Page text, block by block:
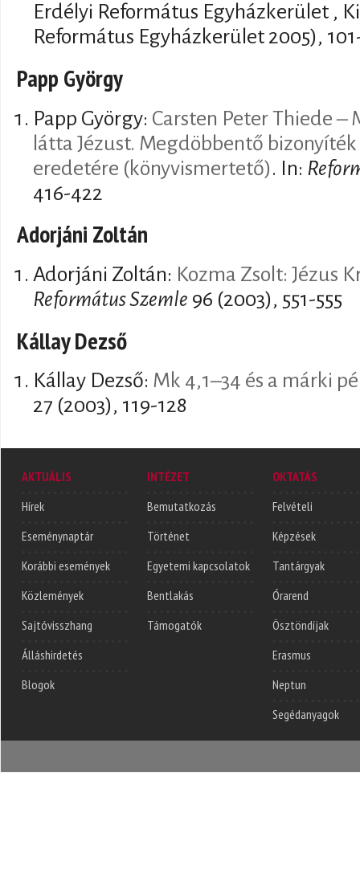
Erdélyi Református Egyházkerület ,
Református Egyházkerület 2005),
Papp György
Papp György: Carsten Peter Thiede –
látta Jézust. Megdöbbentő
eredetére (könyvismertető). In:
416-422
Adorjáni Zoltán
Adorjáni Zoltán: Kozma Zsolt: Jézus
Református Szemle 96 (2003), 551-555
Kállay Dezső
Kállay Dezső: Mk 4,1–34 és a márki
27 (2003), 119-128
AKTUÁLIS
Hírek
Eseménynaptár
Korábbi események
Közlemények
Sajtóvisszhang
Álláshirdetés
Blogok
INTÉZET
Bemutatkozás
Történet
Egyetemi kapcsolatok
Bentlakás
Támogatók
OKTATÁS
Felvételi
Képzések
Tantárgyak
Órarend
Ösztöndíjak
Erasmus
Neptun
Segédanyagok